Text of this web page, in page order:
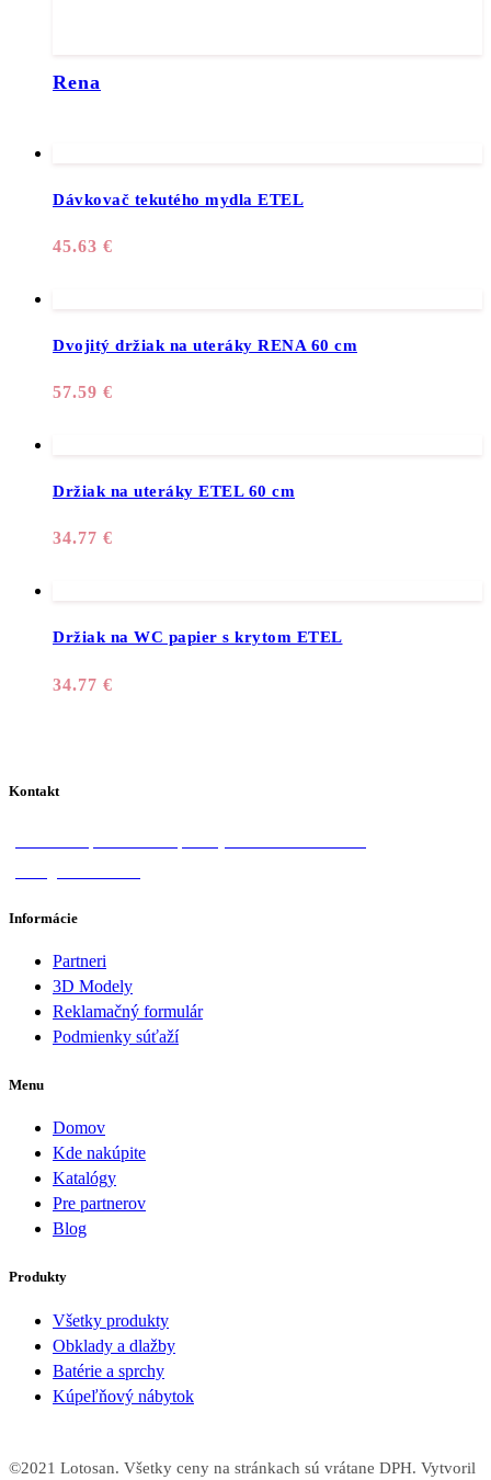
Rena
Dávkovač tekutého mydla ETEL
45.63 €
Dvojitý držiak na uteráky RENA 60 cm
57.59 €
Držiak na uteráky ETEL 60 cm
34.77 €
Držiak na WC papier s krytom ETEL
34.77 €
Kontakt
Informácie
Partneri
3D Modely
Reklamačný formulár
Podmienky súťaží
Menu
Domov
Kde nakúpite
Katalógy
Pre partnerov
Blog
Produkty
Všetky produkty
Obklady a dlažby
Batérie a sprchy
Kúpeľňový nábytok
©2021 Lotosan. Všetky ceny na stránkach sú vrátane DPH. Vytvoril